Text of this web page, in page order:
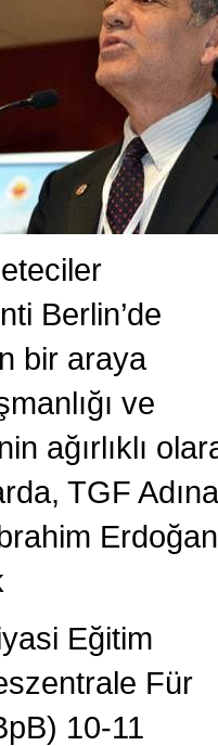
Berlin’de
bir araya
ve
ağırlıklı
TGF Adına
Erdoğan
Eğitim
Für
10-11